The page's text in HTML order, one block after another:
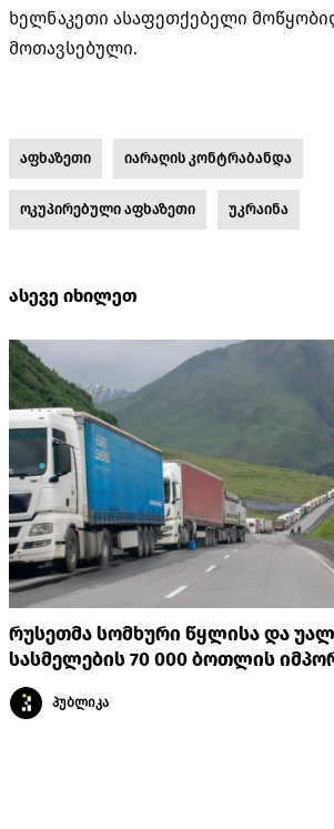
ხელნაკეთი ასაფეთქებელი
მოთავსებული.
აფხაზეთი იარაღის კონტრაბანდა
ოკუპირებული აფხაზეთი უკრაინა
ასევე იხილეთ
რუსეთმა სომხური წყლისა და
სასმელების 70 000 ბოთლის
პუბლიკა